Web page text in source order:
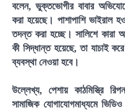
বলেন, ভুক্তভোগীর বাবার
করা হয়েছে। পাশাপাশি ভাইরাল
তদন্ত করা হচ্ছে। সালিশে কারা
কী সিদ্ধান্ত হয়েছে, তা যাচাই
ব্যবস্থা নেওয়া হবে।
উল্লেখ্য, পেশায় কাঠমিস্ত্রি
সামাজিক যোগাযোগমাধ্যমে ভিডিও